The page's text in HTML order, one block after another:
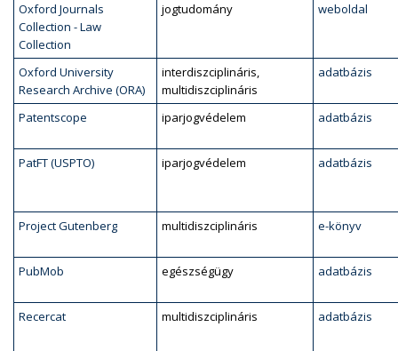
Oxford Journals
Collection - Law
Collection
jogtudomány weboldal
Oxford University
Research Archive (ORA)
interdiszciplináris,
multidiszciplináris
adatbázis
Patentscope iparjogvédelem adatbázis
PatFT (USPTO) iparjogvédelem adatbázis
Project Gutenberg multidiszciplináris e-könyv
PubMob egészségügy adatbázis
Recercat multidiszciplináris adatbázis